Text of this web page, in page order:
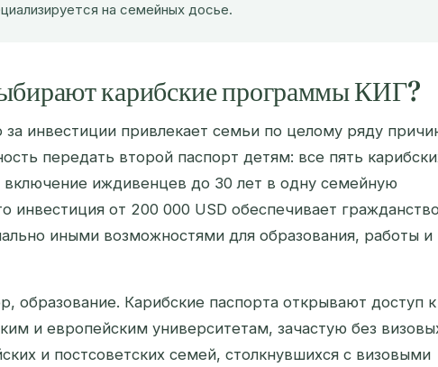
на семейных досье.
карибские программы КИГ?
за инвестиции привлекает семьи по целому ряду
передать второй паспорт детям: все пять
иждивенцев до 30 лет в одну семейную
инвестиция от 200 000 USD обеспечивает
иными возможностями для образования, работы и
образование. Карибские паспорта открывают доступ к
и европейским университетам, зачастую без
и постсоветских семей, столкнувшихся с визовыми